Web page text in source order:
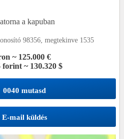
a kapuban
98356, megtekinve 1535
~ 125.000 €
forint ~ 130.320 $
0040 mutasd
E-mail küldés